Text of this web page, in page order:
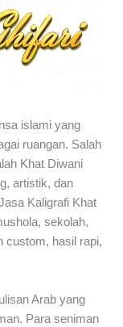
islami yang
ruangan. Salah
Khat Diwani
artistik, dan
Kaligrafi Khat
sekolah,
custom, hasil rapi,
Arab yang
Para seniman